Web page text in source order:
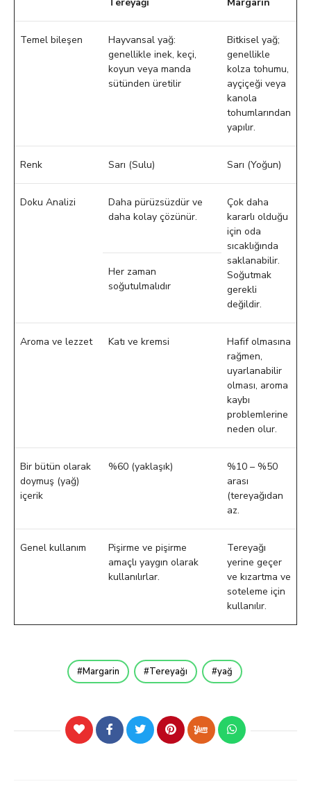
Temel bileşen
Hayvansal yağ:
genellikle inek, keçi,
koyun veya manda
sütünden üretilir
Bitkisel yağ;
genellikle
kolza tohumu,
ayçiçeği veya
kanola
tohumlarından
yapılır.
Renk Sarı (Sulu) Sarı (Yoğun)
Doku Analizi
Daha pürüzsüzdür ve
daha kolay çözünür.
Çok daha
kararlı olduğu
için oda
sıcaklığında
saklanabilir.
Soğutmak
gerekli
değildir.
Her zaman
soğutulmalıdır
Aroma ve lezzet Katı ve kremsi
Hafif olmasına
rağmen,
uyarlanabilir
olması, aroma
kaybı
problemlerine
neden olur.
Bir bütün olarak
doymuş (yağ)
içerik
%60 (yaklaşık)
%10 – %50
arası
(tereyağıdan
az.
Genel kullanım
Pişirme ve pişirme
amaçlı yaygın olarak
kullanılırlar.
Tereyağı
yerine geçer
ve kızartma ve
soteleme için
kullanılır.
Margarin Tereyağı yağ